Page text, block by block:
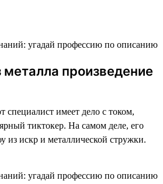
металла произведение
специалист имеет дело с током,
тиктокер. На самом деле, его
из искр и металлической стружки.